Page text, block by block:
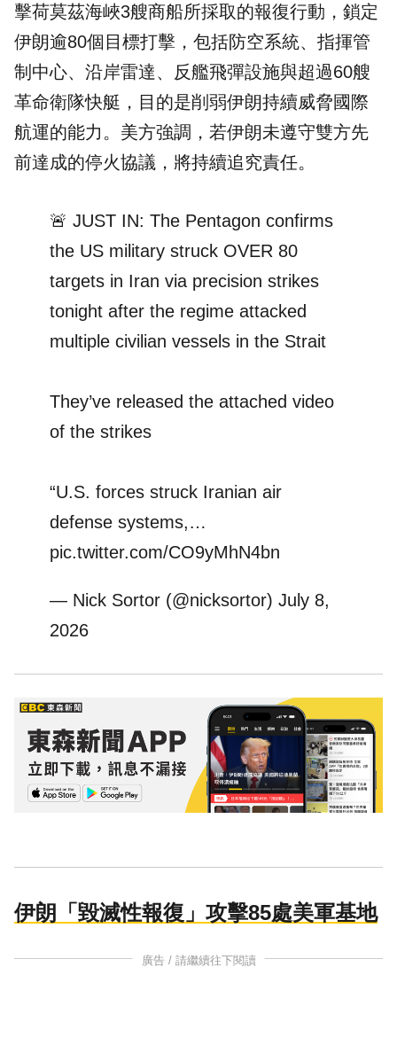
擊荷莫茲海峽3艘商船所採取的報復行動，鎖定
伊朗逾80個目標打擊，包括防空系統、指揮管
制中心、沿岸雷達、反艦飛彈設施與超過60艘
革命衛隊快艇，目的是削弱伊朗持續威脅國際
航運的能力。美方強調，若伊朗未遵守雙方先
前達成的停火協議，將持續追究責任。
🚨 JUST IN: The Pentagon confirms
the US military struck OVER 80
targets in Iran via precision strikes
tonight after the regime attacked
multiple civilian vessels in the Strait
They’ve released the attached video
of the strikes
“U.S. forces struck Iranian air
defense systems,…
pic.twitter.com/CO9yMhN4bn
— Nick Sortor (@nicksortor) July 8,
2026
伊朗「毀滅性報復」攻擊85處美軍基地
廣告 / 請繼續往下閱讀